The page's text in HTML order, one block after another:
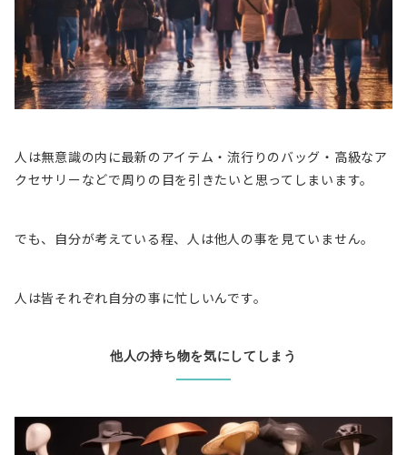
人は無意識の内に最新のアイテム・流行りのバッグ・高級なア
クセサリーなどで周りの目を引きたいと思ってしまいます。
でも、 自分が考えている程、人は他人の事を見ていません。
人は皆それぞれ自分の事に忙しいんです。
他人の持ち物を気にしてしまう